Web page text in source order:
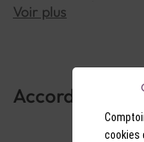
NOTE DE
Saveurs : Bouche
amertume du café,
la vodka. Finale
Voir plus
Accords Mets
cookies